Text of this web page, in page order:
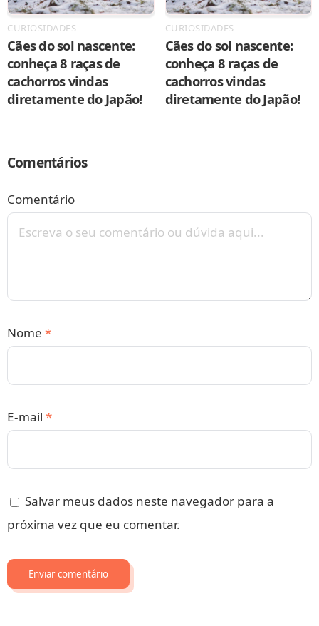
CURIOSIDADES
Cães do sol nascente:
conheça 8 raças de
cachorros vindas
diretamente do Japão!
CURIOSIDADES
Cães do sol nascente:
conheça 8 raças de
cachorros vindas
diretamente do Japão!
Comentários
Comentário
Nome *
E-mail *
Salvar meus dados neste navegador para a
próxima vez que eu comentar.